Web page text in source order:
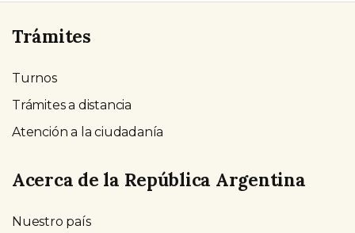
Trámites
Turnos
Trámites a distancia
Atención a la ciudadanía
Acerca de la República Argentina
Nuestro país